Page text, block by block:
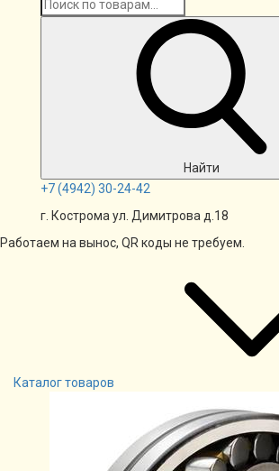
Найти
+7(4942) 30-24-42
г. Кострома ул. Димитрова д.18
Работаем на вынос, QR коды не требуем.
Каталог товаров